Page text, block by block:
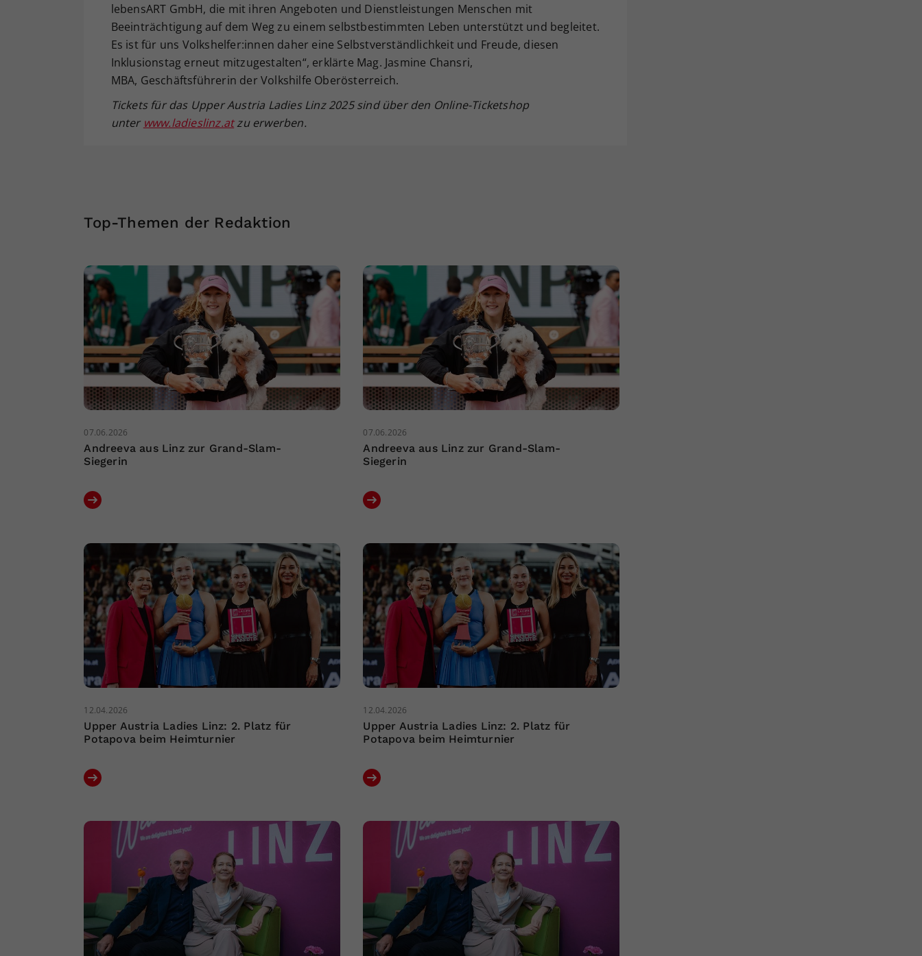
lebensART GmbH, die mit ihren Angeboten und Dienstleistungen Menschen mit
Beeinträchtigung auf dem Weg zu einem selbstbestimmten Leben unterstützt und begleitet.
Es ist für uns Volkshelfer:innen daher eine Selbstverständlichkeit und Freude, diesen
Inklusionstag erneut mitzugestalten“, erklärte Mag. Jasmine Chansri,
MBA, Geschäftsführerin der Volkshilfe Oberösterreich.
Tickets für das Upper Austria Ladies Linz 2025 sind über den Online-Ticketshop
unter www.ladieslinz.atzu erwerben.
Top-Themen der Redaktion
07.06.2026
Andreeva aus Linz zur Grand-Slam-
Siegerin
07.06.2026
Andreeva aus Linz zur Grand-Slam-
Siegerin
12.04.2026
Upper Austria Ladies Linz: 2. Platz für
Potapova beim Heimturnier
12.04.2026
Upper Austria Ladies Linz: 2. Platz für
Potapova beim Heimturnier